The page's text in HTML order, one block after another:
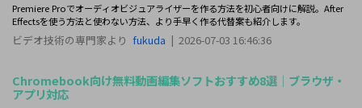
Premiere Proでオーディオビジュアライザーを作る方法を初心者向けに解説。After
Effectsを使う方法と使わない方法、より手早く作る代替案も紹介します。
ビデオ技術の専門家より fukuda | 2026-07-03 16:46:36
Chromebook向け無料動画編集ソフトおすすめ8選｜ブラウザ・
アプリ対応